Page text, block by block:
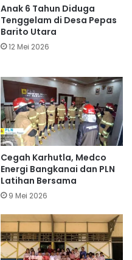
Anak 6 Tahun Diduga
Tenggelam di Desa Pepas
Barito Utara
12 Mei 2026
Cegah Karhutla, Medco
Energi Bangkanai dan PLN
Latihan Bersama
9 Mei 2026